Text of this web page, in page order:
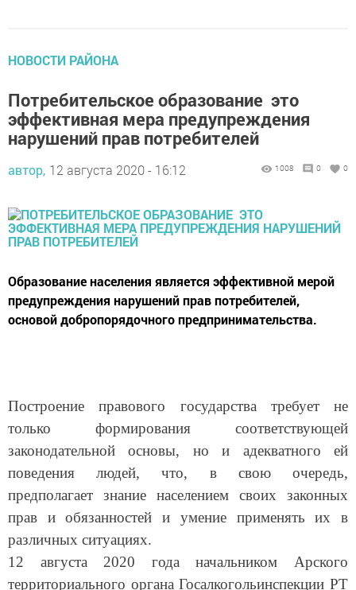
НОВОСТИ РАЙОНА
Потребительское образование это
эффективная мера предупреждения
нарушений прав потребителей
автор, 12 августа 2020 - 16:12
Образование населения является эффективной мерой
предупреждения нарушений прав потребителей,
основой добропорядочного предпринимательства.
Построение правового государства требует не
только формирования соответствующей
законодательной основы, но и адекватного ей
поведения людей, что, в свою очередь,
предполагает знание населением своих законных
прав и обязанностей и умение применять их в
различных ситуациях.
12 августа 2020 года начальником Арского
территориального органа Госалкогольинспекции РТ